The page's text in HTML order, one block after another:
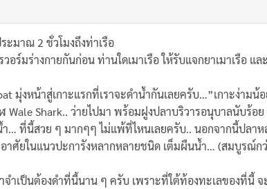
ะมาณ 2 ชั่วโมงถึงท่าเรือ
ร์มร่างกายกันก่อน ท่านใดเมาเรือ ให้รับแจกยาเมาเรือ แ
มุ่งหน้าสู่เกาะแรกที่เราจะดำน้ำกันเลยครับ…”เกาะง่ามน้อ
Shark.. ว่ายไปมา พร้อมฝูงปลาบริวารอนุบาลนับร้อ
ที่นี้สวย ๆ มากๆๆ ไม่แพ้ที่ไหนเลยครับ.. นอกจากนี้ปลาห
าศัยในแนวปะการังหลากหลายชนิด เต็มผืนน้ำ… (สมบูรณ์ก
ำเป็นต้องดำที่นี้นาน ๆ ครับ เพราะที่ใต้ท้องทะเลของที่นี้ จ